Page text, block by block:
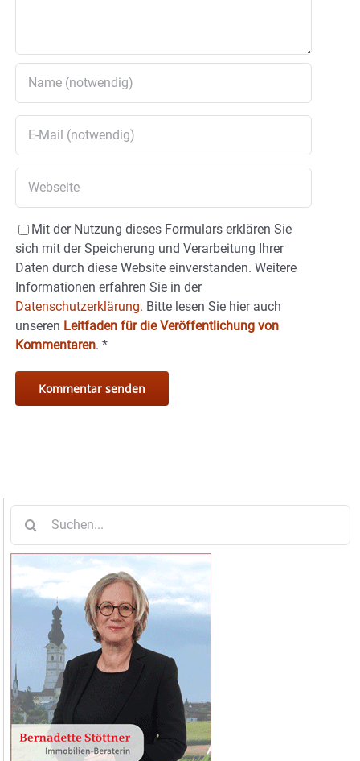
Mit der Nutzung dieses Formulars erklären Sie
sich mit der Speicherung und Verarbeitung Ihrer
Daten durch diese Website einverstanden. Weitere
Informationen erfahren Sie in der
Datenschutzerklärung. Bitte lesen Sie hier auch
unseren Leitfaden für die Veröffentlichung von
Kommentaren. *
nach: